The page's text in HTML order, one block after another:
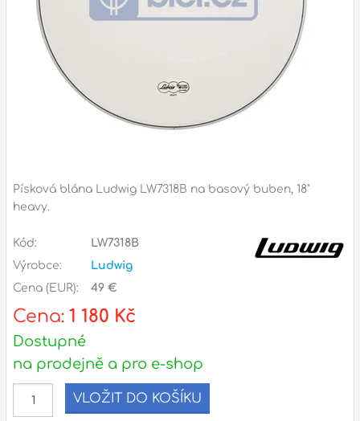
Dárkové předměty
Noty a knihy
Naše prodejna
Adresa
Seifertova 69,
Praha 3 - 130 00 (
Písková blána Ludwig LW7318B na basový buben, 18"
heavy.
Kód:
LW7318B
Výrobce:
Ludwig
Cena (EUR):
49 €
Cena: 1 180 Kč
Dostupné
na prodejně a pro e-shop
VLOŽIT DO KOŠÍKU